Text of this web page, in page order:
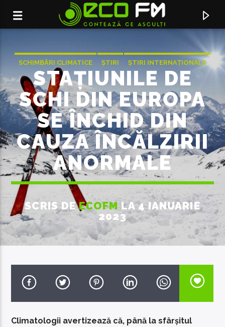
ACUM ÎN DIRECT
LILIAC MIC CU POTCOAVA
CARTEA ROSIE A REPUBLICII MOLDOVA
SCHIMBĂRI CLIMATICE ȘTIRI ȘTIRI INTERNAȚIONALE
STAȚIUNILE DE
SCHI DIN EUROPA
SE ÎNCHID DIN
CAUZA ÎNCĂLZIRII
ANORMALE
SCRIS DEECOFMLA 4 IANUARIE
2023
Climatologii avertizează că, până la sfârșitul